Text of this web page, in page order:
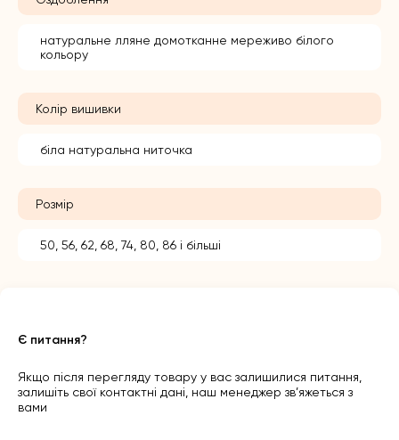
натуральне лляне домотканне мереживо білого
кольору
Колір вишивки
біла натуральна ниточка
Розмір
50, 56, 62, 68, 74, 80, 86 і більші
Є питання?
Якщо після перегляду товару у вас залишилися питання,
залишіть свої контактні дані, наш менеджер зв’яжеться з
вами